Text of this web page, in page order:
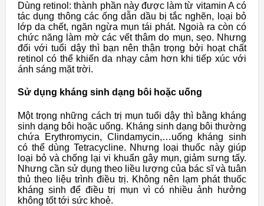
Dùng retinol: thành phần này được làm từ vitamin A có
tác dụng thông các ống dẫn dầu bị tắc nghẽn, loại bỏ
lớp da chết, ngăn ngừa mụn tái phát. Ngoià ra còn có
chức năng làm mờ các vết thâm do mụn, sẹo. Nhưng
đối với tuổi dậy thì bạn nên thận trọng bởi hoạt chất
retinol có thể khiến da nhạy cảm hơn khi tiếp xúc với
ánh sáng mặt trời.
Sử dụng kháng sinh dạng bôi hoặc uống
Một trọng những cách trị mụn tuổi dậy thì bằng kháng
sinh dạng bôi hoặc uống. Kháng sinh dạng bôi thường
chứa Erythromycin, Clindamycin,…uống kháng sinh
có thể dùng Tetracycline. Nhưng loại thuốc này giúp
loại bỏ và chống lại vi khuẩn gây mụn, giảm sưng tấy.
Nhưng cần sử dụng theo liều lượng của bác sĩ và tuân
thủ theo liệu trình điều trị. Không nên lạm phát thuốc
kháng sinh để điều trị mụn vì có nhiều ảnh hưởng
không tốt tới sức khoẻ.